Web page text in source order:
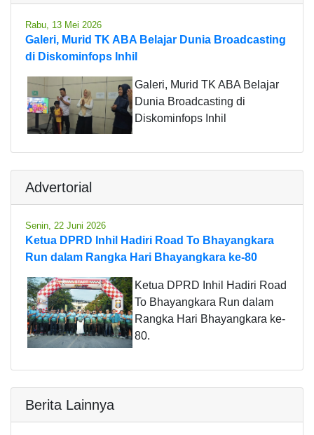
Rabu, 13 Mei 2026
Galeri, Murid TK ABA Belajar Dunia Broadcasting
di Diskominfops Inhil
Galeri, Murid TK ABA Belajar
Dunia Broadcasting di
Diskominfops Inhil
Advertorial
Senin, 22 Juni 2026
Ketua DPRD Inhil Hadiri Road To Bhayangkara
Run dalam Rangka Hari Bhayangkara ke-80
Ketua DPRD Inhil Hadiri Road
To Bhayangkara Run dalam
Rangka Hari Bhayangkara ke-
80.
Berita Lainnya